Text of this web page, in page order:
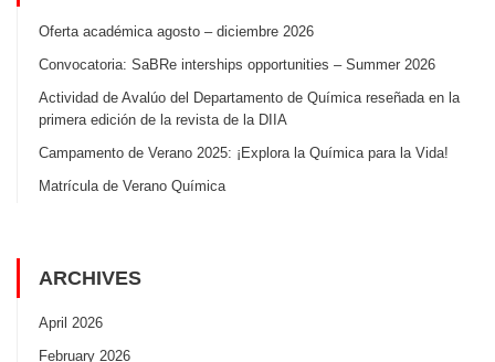
Oferta académica agosto – diciembre 2026
Convocatoria: SaBRe interships opportunities – Summer 2026
Actividad de Avalúo del Departamento de Química reseñada en la
primera edición de la revista de la DIIA
Campamento de Verano 2025: ¡Explora la Química para la Vida!
Matrícula de Verano Química
ARCHIVES
April 2026
February 2026